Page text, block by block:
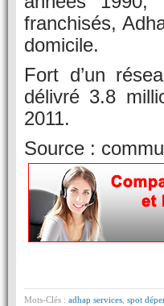
franchisés,
domicile.
Fort d’un
délivré 3.8
2011.
Source :
Mots-Clés : adhap services spot